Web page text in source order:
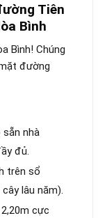
Tiên
Bình
Bình! Chúng
đường
nhà
đủ.
trên sổ
lâu năm).
cực